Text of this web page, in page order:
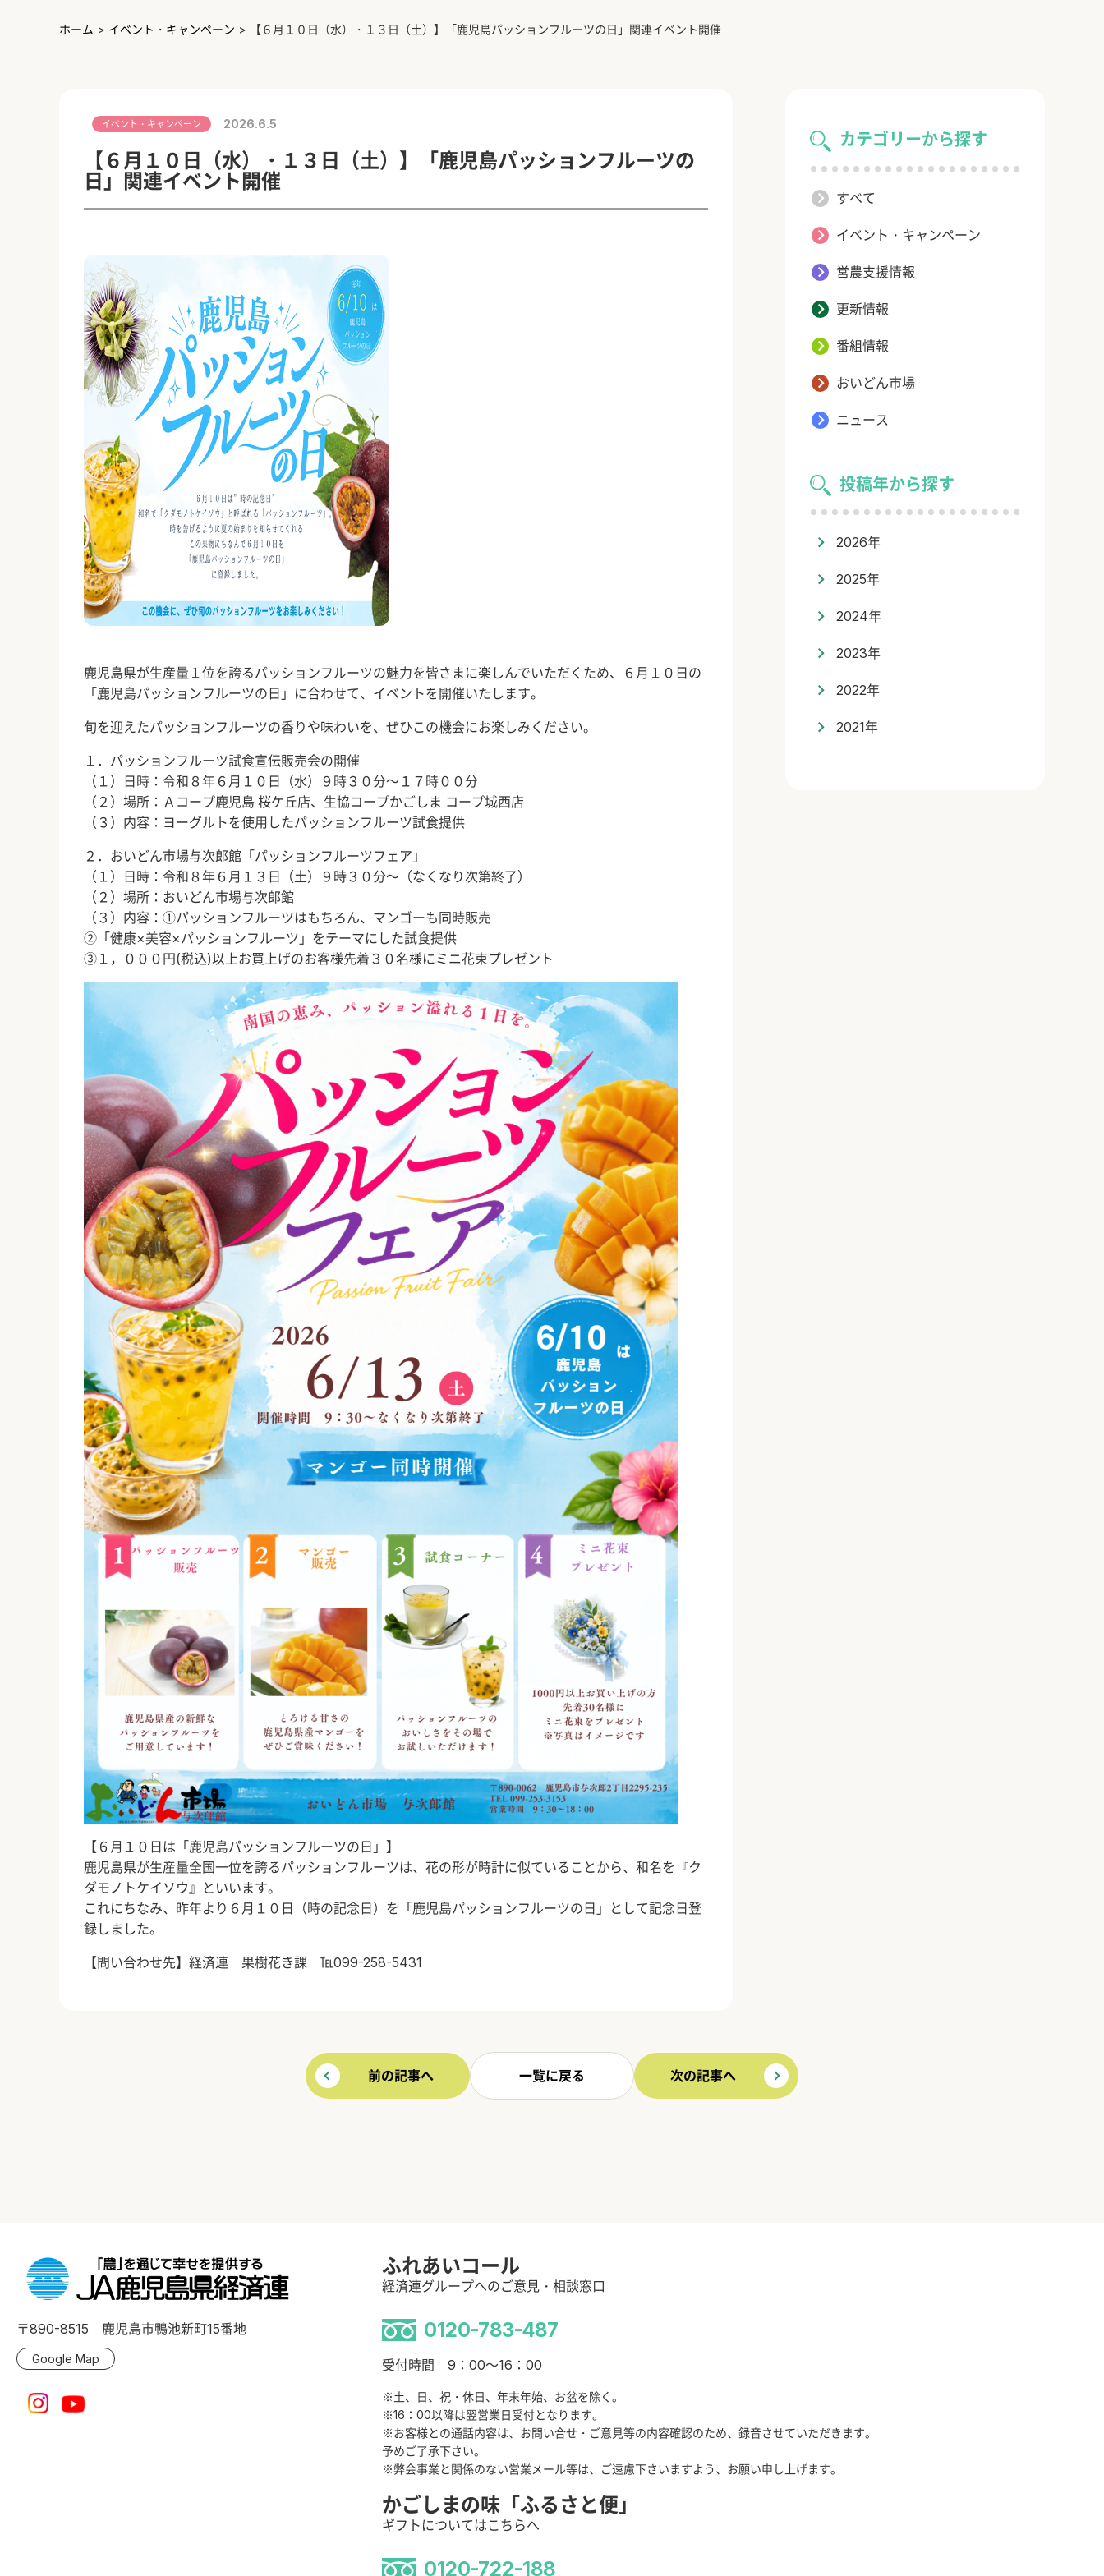
ホーム > イベント・キャンペーン > 【６月１０日（水）・１３日（土）】「鹿児島パッションフルーツの日」関連イベント開催
カテゴリーから探す
すべて
イベント・キャンペーン
営農支援情報
更新情報
番組情報
おいどん市場
ニュース
投稿年から探す
2026年
2025年
2024年
2023年
2022年
2021年
イベント・キャンペーン 2026.6.5
【６月１０日（水）・１３日（土）】「鹿児島パッションフルーツの
日」関連イベント開催
鹿児島県が生産量１位を誇るパッションフルーツの魅力を皆さまに楽しんでいただくため、６月１０日の
「鹿児島パッションフルーツの日」に合わせて、イベントを開催いたします。
旬を迎えたパッションフルーツの香りや味わいを、ぜひこの機会にお楽しみください。
１．パッションフルーツ試食宣伝販売会の開催
（１）日時：令和８年６月１０日（水）９時３０分～１７時００分
（２）場所：Ａコープ鹿児島 桜ケ丘店、生協コープかごしま コープ城西店
（３）内容：ヨーグルトを使用したパッションフルーツ試食提供
２．おいどん市場与次郎館「パッションフルーツフェア」
（１）日時：令和８年６月１３日（土）９時３０分～（なくなり次第終了）
（２）場所：おいどん市場与次郎館
（３）内容：①パッションフルーツはもちろん、マンゴーも同時販売
②「健康×美容×パッションフルーツ」をテーマにした試食提供
③１，０００円(税込)以上お買上げのお客様先着３０名様にミニ花束プレゼント
【６月１０日は「鹿児島パッションフルーツの日」】
鹿児島県が生産量全国一位を誇るパッションフルーツは、花の形が時計に似ていることから、和名を『ク
ダモノトケイソウ』といいます。
これにちなみ、昨年より６月１０日（時の記念日）を「鹿児島パッションフルーツの日」として記念日登
録しました。
【問い合わせ先】経済連 果樹花き課 ℡099-258-5431
前の記事へ 一覧に戻る 次の記事へ
〒890-8515 鹿児島市鴨池新町15番地
Google Map
ふれあいコール
経済連グループへのご意見・相談窓口
0120-783-487
受付時間 9：00～16：00
※土、日、祝・休日、年末年始、お盆を除く。
※16：00以降は翌営業日受付となります。
※お客様との通話内容は、お問い合せ・ご意見等の内容確認のため、録音させていただきます。
予めご了承下さい。
※弊会事業と関係のない営業メール等は、ご遠慮下さいますよう、お願い申し上げます。
かごしまの味「ふるさと便」
ギフトについてはこちらへ
0120-722-188